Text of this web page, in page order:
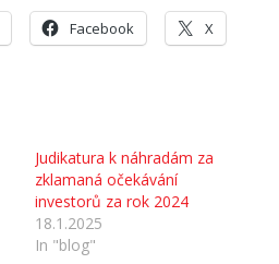
Facebook X
Judikatura k náhradám za
zklamaná očekávání
investorů za rok 2024
18.1.2025
In "blog"